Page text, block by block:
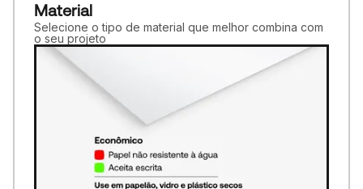
Material
Selecione o tipo de material que melhor combina com
o seu projeto